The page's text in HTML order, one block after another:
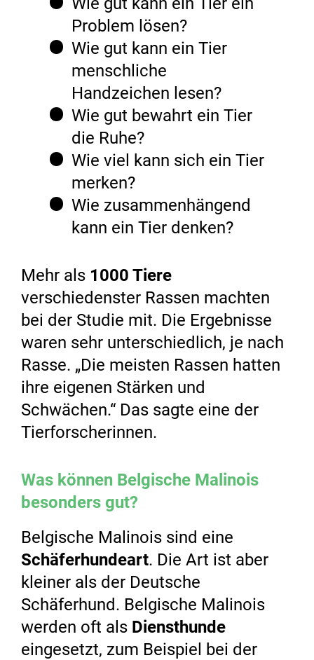
Problem lösen?
Wie gut kann ein Tier
menschliche
Handzeichen lesen?
Wie gut bewahrt ein Tier
die Ruhe?
Wie viel kann sich ein Tier
merken?
Wie zusammenhängend
kann ein Tier denken?
Mehr als 1000 Tiere
verschiedenster Rassen machten
bei der Studie mit. Die Ergebnisse
waren sehr unterschiedlich, je nach
Rasse. „Die meisten Rassen hatten
ihre eigenen Stärken und
Schwächen.“ Das sagte eine der
Tierforscherinnen.
Was können Belgische Malinois
besonders gut?
Belgische Malinois sind eine
Schäferhundeart. Die Art ist aber
kleiner als der Deutsche
Schäferhund. Belgische Malinois
werden oft als Diensthunde
eingesetzt, zum Beispiel bei der